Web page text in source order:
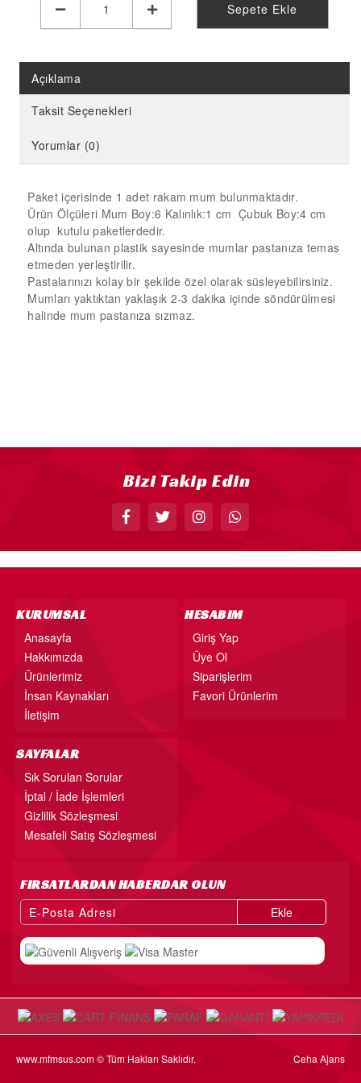
LİMON PARTİ MALZEMELERİ
KİRAZ PARTİ MALZEMELERİ
FUTBOL PARTİ MALZEMELERİ
BASKETBOL PARTİ MALZEMELERİ
AHŞAP PARTİ MALZEMELERİ
AYAKLI PANO
EVA PARTİ SÜSLERİ
PARTİ TAÇ ÇEŞİTLERİ
EVA KÜRDAN
MİNİ PARTİ ŞAPKA
MUM
PLEKSİ ÜRÜNLER
Sepete Ekle
Açıklama
Taksit Seçenekleri
Yorumlar (0)
Paket içerisinde 1 adet rakam mum bulunmaktadır.
Ürün Ölçüleri Mum Boy:6 Kalınlık:1 cm Çubuk Boy:4 cm
olup kutulu paketlerdedir.
Altında bulunan plastik sayesinde mumlar pastanıza temas
etmeden yerleştirilir.
Pastalarınızı kolay bir şekilde özel olarak süsleyebilirsiniz.
Mumları yaktıktan yaklaşık 2-3 dakika içinde söndürülmesi
halinde mum pastanıza sızmaz.
Bizi Takip Edin
KURUMSAL
Anasayfa
Hakkımızda
Ürünlerimiz
İnsan Kaynakları
İletişim
HESABIM
Giriş Yap
Üye Ol
Siparişlerim
Favori Ürünlerim
SAYFALAR
Sık Sorulan Sorular
İptal / İade İşlemleri
Gizlilik Sözleşmesi
Mesafeli Satış Sözleşmesi
FIRSATLARDAN HABERDAR OLUN
Ekle
www.mfmsus.com © Tüm Hakları Saklıdır. Ceha Ajans